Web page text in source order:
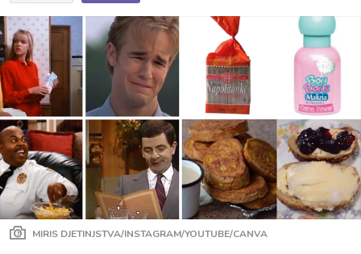
MIRIS DJETINJSTVA/INSTAGRAM/YOUTUBE/CANVA